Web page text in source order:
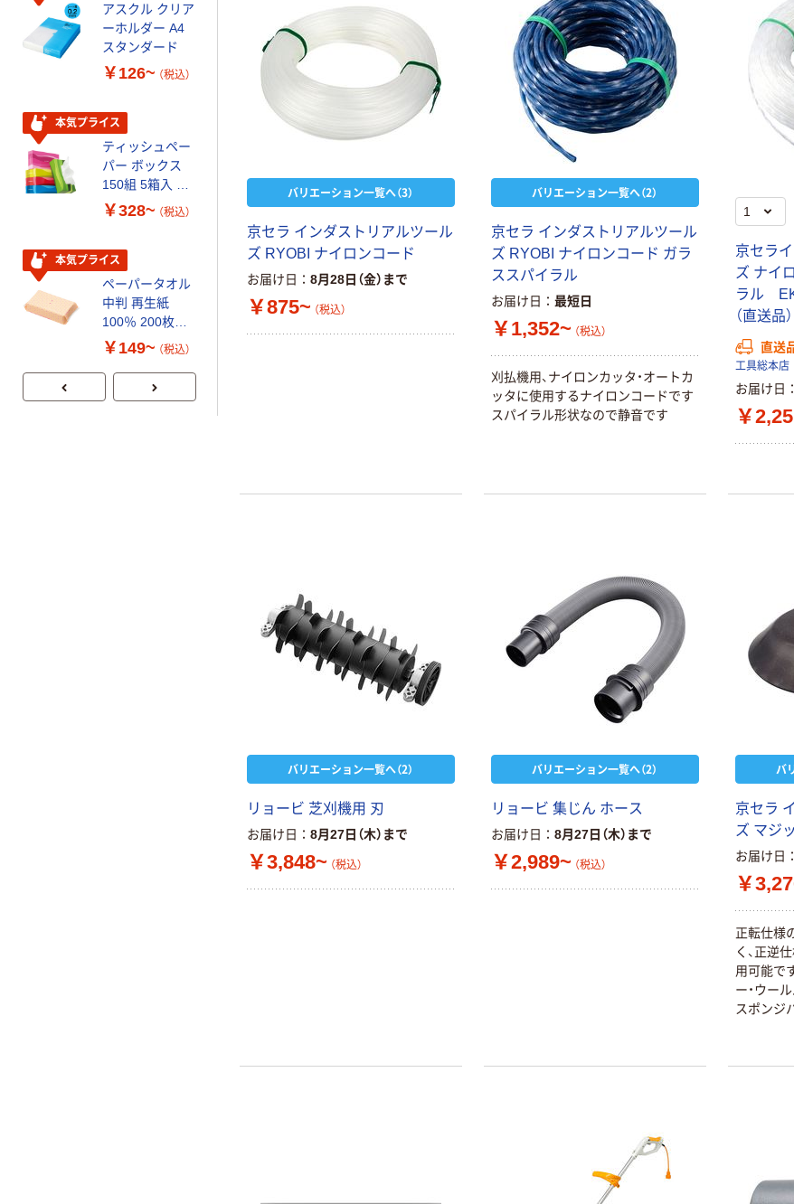
バリエーション一覧へ（3）
京セラ インダストリアルツール
ズ RYOBI ナイロンコード
お届け日 8月28日（金）まで
￥875~ （税込）
バリエーション一覧へ（2）
京セラ インダストリアルツール
ズ RYOBI ナイロンコード ガラ
ススパイラル
お届け日 最短日
￥1,352~ （税込）
刈払機用、ナイロンカッタ・オートカ
ッタに使用するナイロンコードです
スパイラル形状なので静音です
京セラ
ズ ナイ
ラル
（直送品）
直送
工具総本店
お届け日
￥
バリエーション一覧へ（2）
リョービ 芝刈機用 刃
お届け日 8月27日（木）まで
￥3,848~ （税込）
バリエーション一覧へ（2）
リョービ 集じん ホース
お届け日 8月27日（木）まで
￥2,989~ （税込）
バ
京セラ
ズ マジ
お届け日
￥
正転仕様
く、正逆
用可能で
ー・ウー
スポンジ
アスクル クリア
ーホルダー A4
スタンダード
￥126~ （税込）
本気プライス
ティッシュペー
パー ボックス
150組 5箱入 ア
スクル スマート
証
￥328~ （税込）
本気プライス
ペーパータオル
中判 再生紙
100％ 200枚
FSC認証 シング
企画 オリジナル
￥149~ （税込）
アスクル 耳にや
いマスク
￥458~
本気プライス
120ｍ 再生紙
リサイクル100
芯あり FSC認
証
￥470~
期間限定価格
アスクル プラ
スチックグロー
スズラン 酒精綿
G バルクタイプ
指定医薬部外品
￥140~ （税込）
サントリー 天然
水 ミネラルウォ
ーター ペットボ
￥686~ （税込）
本気プライス
ファーストレイ
ト ホワイト紙コ
ップ
ティッシュペー
パー ボックス
アスクル オリジ
ナルティッシュ
オリジナル
ト ニトリルグ
ローブ ブル
ー 粉なし（パ
ウダーフリー）
￥698~ （税込）
オリジナル
アスクル 検査用
ディスポパンツ